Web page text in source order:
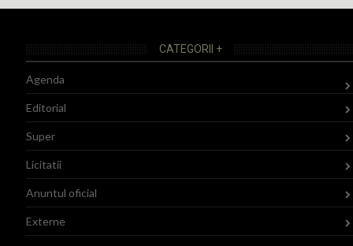
CATEGORII +
Agenda
Editorial
Super
Licitatii
Anuntul oficial
Externe